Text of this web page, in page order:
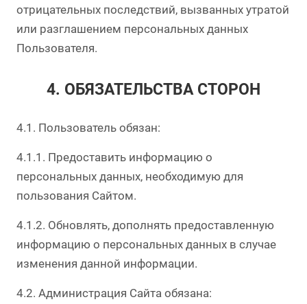
отрицательных последствий, вызванных утратой
или разглашением персональных данных
Пользователя.
4. ОБЯЗАТЕЛЬСТВА СТОРОН
4.1. Пользователь обязан:
4.1.1. Предоставить информацию о
персональных данных, необходимую для
пользования Сайтом.
4.1.2. Обновлять, дополнять предоставленную
информацию о персональных данных в случае
изменения данной информации.
4.2. Администрация Сайта обязана: